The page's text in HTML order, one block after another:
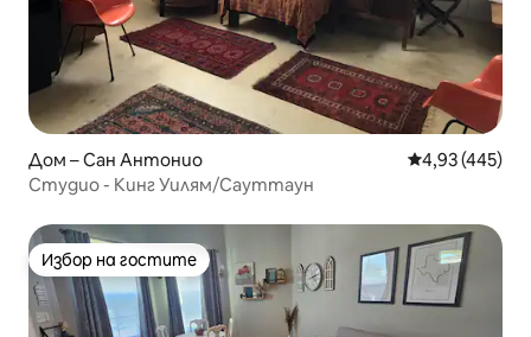
Дом – Сан Антонио Средна
4,93 (445)
Студио - Кинг Уилям/Сауттаун
Избор на гостите
Избор на гостите